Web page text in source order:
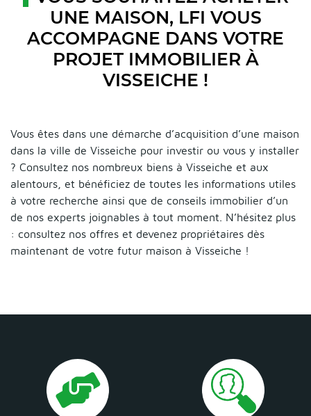
UNE MAISON, LFI VOUS
ACCOMPAGNE DANS VOTRE
PROJET IMMOBILIER À
VISSEICHE !
Vous êtes dans une démarche d’acquisition d’une maison
dans la ville de Visseiche pour investir ou vous y installer
? Consultez nos nombreux biens à Visseiche et aux
alentours, et bénéficiez de toutes les informations utiles
à votre recherche ainsi que de conseils immobilier d’un
de nos experts joignables à tout moment. N’hésitez plus
: consultez nos offres et devenez propriétaires dès
maintenant de votre futur maison à Visseiche !